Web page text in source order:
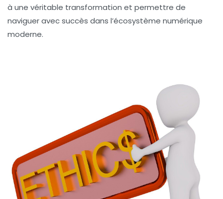
à une véritable transformation et permettre de
naviguer avec succès dans l’écosystème numérique
moderne.